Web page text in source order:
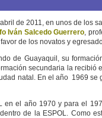
de 2011, en unos de los
Iván Salcedo Guerrero,
de los novatos y
de Guayaquil, su
secundaria la recibió
natal. En el año 1969 se
en el año 1970 y para el
de la ESPOL. Como